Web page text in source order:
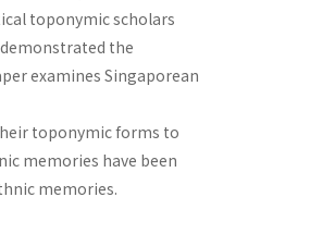
toponymic scholars
the
examines Singaporean
toponymic forms to
memories have been
memories.